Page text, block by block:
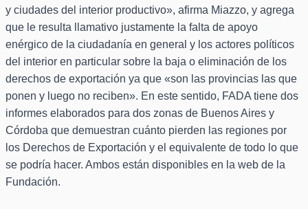
y ciudades del interior productivo», afirma Miazzo, y agrega
que le resulta llamativo justamente la falta de apoyo
enérgico de la ciudadanía en general y los actores políticos
del interior en particular sobre la baja o eliminación de los
derechos de exportación ya que «son las provincias las que
ponen y luego no reciben». En este sentido, FADA tiene dos
informes elaborados para dos zonas de Buenos Aires y
Córdoba que demuestran cuánto pierden las regiones por
los Derechos de Exportación y el equivalente de todo lo que
se podría hacer. Ambos están disponibles en la web de la
Fundación.